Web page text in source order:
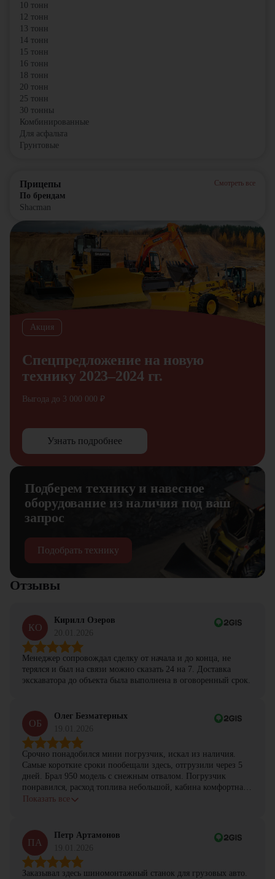
10 тонн
12 тонн
13 тонн
14 тонн
15 тонн
16 тонн
18 тонн
20 тонн
25 тонн
30 тонны
Комбинированные
Для асфальта
Грунтовые
Прицепы Смотреть все
По брендам
Shacman
Акция
Спецпредложение на новую
технику 2023–2024 гг.
Выгода до 3 000 000 ₽
Узнать подробнее
Подберем технику и навесное
оборудование из наличия под ваш
запрос
Подобрать технику
Отзывы
КО
Кирилл Озеров
Менеджер сопровождал сделку от начала и до конца, не
терялся и был на связи можно сказать 24 на 7. Доставка
экскаватора до объекта была выполнена в оговоренный срок.
ОБ
Олег Безматерных
Срочно понадобился мини погрузчик, искал из наличия.
Самые короткие сроки пообещали здесь, отгрузили через 5
дней. Брал 950 модель с снежным отвалом. Погрузчик
понравился, расход топлива небольшой, кабина комфортная,
с задачами справляется.
Показать все
ПА
Петр Артамонов
Заказывал здесь шиномонтажный станок для грузовых авто.